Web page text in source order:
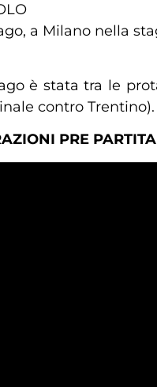
a Milano nella
è stata tra le
contro Trentino).
PRE PARTITA